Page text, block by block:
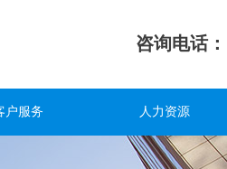
咨询电话：
户服务 人力资源